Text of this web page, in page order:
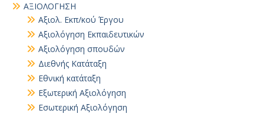
ΑΞΙΟΛΟΓΗΣΗ
Αξιολ. Εκπ/κού Έργου
Αξιολόγηση Εκπαιδευτικών
Αξιολόγηση σπουδών
Διεθνής Κατάταξη
Εθνική κατάταξη
Εξωτερική Αξιολόγηση
Εσωτερική Αξιολόγηση